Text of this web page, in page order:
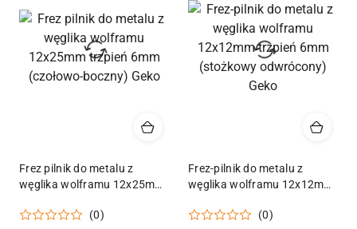
Frez pilnik do metalu z
węglika wolframu 12x25mm
boczny) Geko (0)
Frez-pilnik do metalu z
węglika wolframu 12x12mm
odwrócony) Geko
(0)